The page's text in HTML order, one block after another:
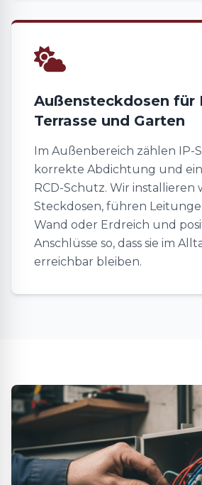
Außensteckdosen für
Terrasse und Garten
Im Außenbereich zählen IP-
korrekte Abdichtung und
RCD-Schutz. Wir installieren
Steckdosen, führen
Wand oder Erdreich und
Anschlüsse so, dass sie im
erreichbar bleiben.